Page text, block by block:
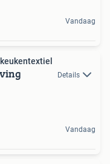
Vandaag
Details
Vandaag